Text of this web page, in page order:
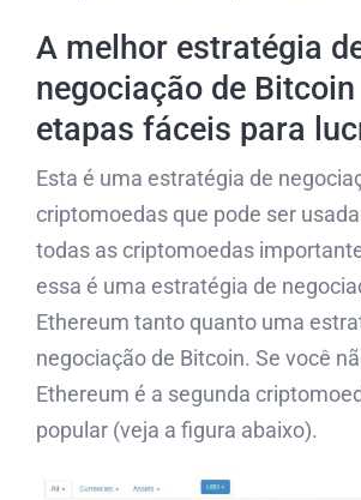
A melhor estratégia
negociação de
etapas fáceis para
Esta é uma estratégia de
criptomoedas que pode ser
todas as criptomoedas
essa é uma estratégia de
Ethereum tanto quanto uma
negociação de Bitcoin. Se você
Ethereum é a segunda
popular (veja a figura abaixo).